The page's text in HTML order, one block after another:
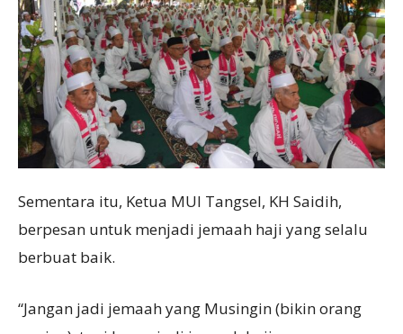
Sementara itu, Ketua MUI Tangsel, KH Saidih,
berpesan untuk menjadi jemaah haji yang selalu
berbuat baik.
“Jangan jadi jemaah yang Musingin (bikin orang